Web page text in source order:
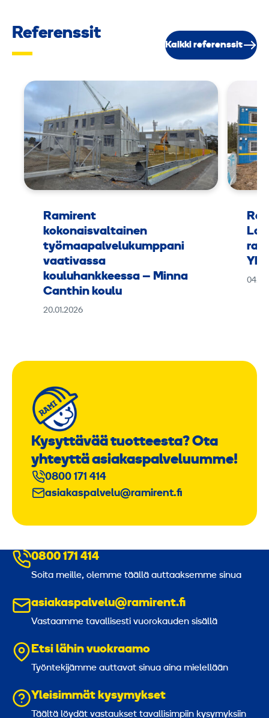
Referenssit
Kaikki referenssit
Ramirent
kokonaisvaltainen
työmaapalvelukumppani
vaativassa
kouluhankkeessa – Minna
Canthin koulu
20.01.2026
Kysyttävää tuotteesta? Ota
yhteyttä asiakaspalveluumme!
0800 171 414
asiakaspalvelu@ramirent.fi
0800 171 414
Soita meille, olemme täällä auttaaksemme sinua
asiakaspalvelu@ramirent.fi
Vastaamme tavallisesti vuorokauden sisällä
Etsi lähin vuokraamo
Työntekijämme auttavat sinua aina mielellään
Yleisimmät kysymykset
Täältä löydät vastaukset tavallisimpiin kysymyksiin